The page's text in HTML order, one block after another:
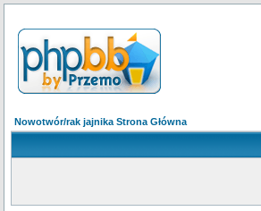
Nowotwór/rak jajnika Strona Główna